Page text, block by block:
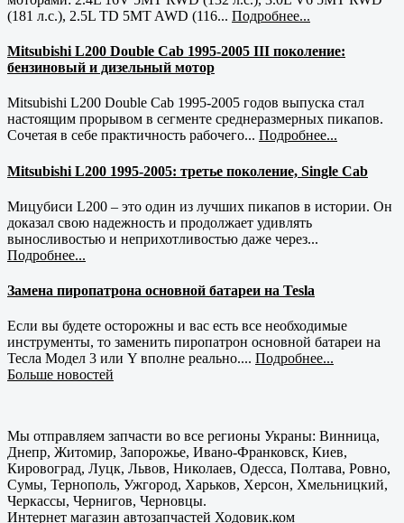
(181 л.с.), 2.5L TD 5MT AWD (116... Подробнее...
Mitsubishi L200 Double Cab 1995-2005 III поколение:
бензиновый и дизельный мотор
Mitsubishi L200 Double Cab 1995-2005 годов выпуска стал
настоящим прорывом в сегменте среднеразмерных пикапов.
Сочетая в себе практичность рабочего... Подробнее...
Mitsubishi L200 1995-2005: третье поколение, Single Cab
Мицубиси L200 – это один из лучших пикапов в истории. Он
доказал свою надежность и продолжает удивлять
выносливостью и неприхотливостью даже через...
Подробнее...
Замена пиропатрона основной батареи на Tesla
Если вы будете осторожны и вас есть все необходимые
инструменты, то заменить пиропатрон основной батареи на
Тесла Модел 3 или Y вполне реально.... Подробнее...
Больше новостей
Мы отправляем запчасти во все регионы Украны: Винница,
Днепр, Житомир, Запорожье, Ивано-Франковск, Киев,
Кировоград, Луцк, Львов, Николаев, Одесса, Полтава, Ровно,
Сумы, Тернополь, Ужгород, Харьков, Херсон, Хмельницкий,
Черкассы, Чернигов, Черновцы.
Интернет магазин автозапчастей Ходовик.ком